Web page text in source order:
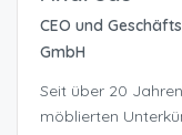
CEO und
GmbH
Seit über 20
möblierten